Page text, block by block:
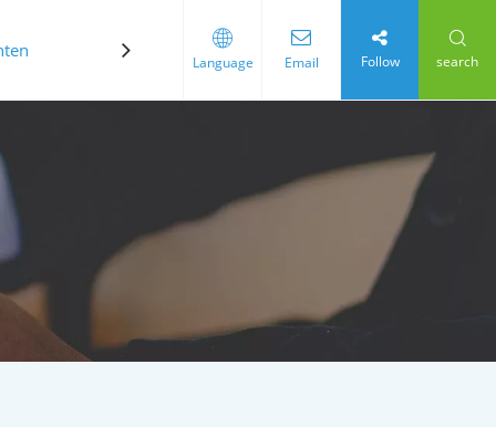
Kontaktiere uns
Language Email Follow search